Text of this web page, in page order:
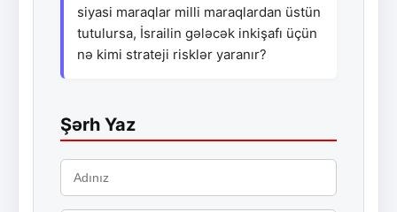
siyasi maraqlar milli maraqlardan üstün
tutulursa, İsrailin gələcək inkişafı üçün
nə kimi strateji risklər yaranır?
Şərh Yaz